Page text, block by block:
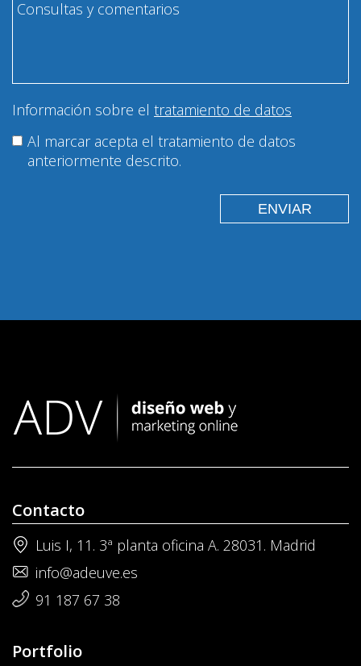
Información sobre el tratamiento de datos
Al marcar acepta el tratamiento de datos
anteriormente descrito.
Contacto
Luis I, 11. 3ª planta oficina A. 28031. Madrid
info@adeuve.es
91 187 67 38
Portfolio